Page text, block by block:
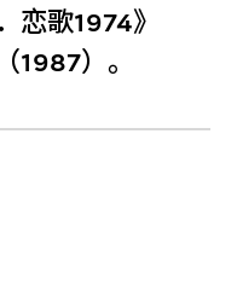
恋歌1974》
1987）。